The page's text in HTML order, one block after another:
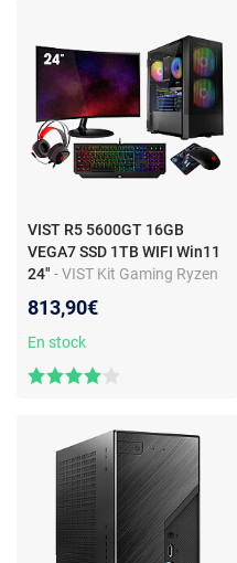
VIST R5 5600GT 16GB
VEGA7 SSD 1TB WIFI Win11
24" - VIST Kit Gaming Ryzen
1To M.2 - WIFI - LCD 24 -
Windows 11 Pro
813,90€
En stock